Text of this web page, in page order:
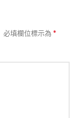
必填欄位標示為 *